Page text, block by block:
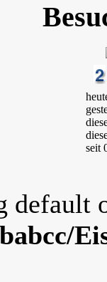
seit
default